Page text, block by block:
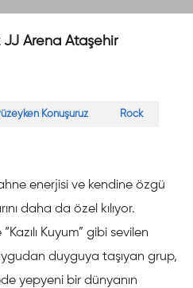
JJ Arena Ataşehir
Konuşuruz Rock
enerjisi ve kendine özgü
daha da özel kılıyor.
Kuyum” gibi sevilen
duyguya taşıyan grup,
yepyeni bir dünyanın